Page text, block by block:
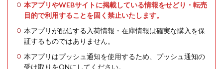
本アプリやWEBサイトに掲載している情報をせどり・転売
目的で利用することを固く禁止いたします。
本アプリが配信する入荷情報・在庫情報は確実な購入を保
証するものではありません。
本アプリはプッシュ通知を使用するため、プッシュ通知の
受け取りをONにしてください。